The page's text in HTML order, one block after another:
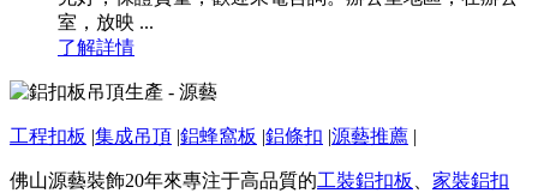
室，放映 ...
了解詳情
工程扣板 |集成吊頂 |鋁蜂窩板 |鋁條扣 |源藝推薦 |
佛山源藝裝飾20年來專注于高品質的工裝鋁扣板
家裝鋁扣